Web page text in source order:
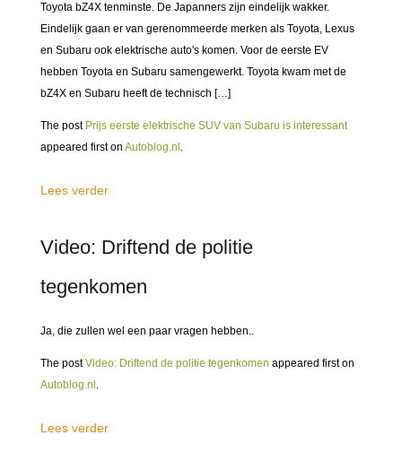
Toyota bZ4X tenminste. De Japanners zijn eindelijk wakker.
Eindelijk gaan er van gerenommeerde merken als Toyota, Lexus
en Subaru ook elektrische auto's komen. Voor de eerste EV
hebben Toyota en Subaru samengewerkt. Toyota kwam met de
bZ4X en Subaru heeft de technisch […]
The post Prijs eerste elektrische SUV van Subaru is interessant
appeared first on Autoblog.nl .
Lees verder
Video: Driftend de politie
tegenkomen
Ja, die zullen wel een paar vragen hebben..
The postVideo: Driftend de politie tegenkomen appeared first on
Autoblog.nl .
Lees verder